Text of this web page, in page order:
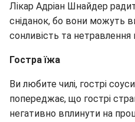
Лікар Адріан Шнайдер
сніданок, бо вони можуть
сонливість та нетравлення
Гостра їжа
Ви любите чилі, гострі
попереджає, що гострі
негативно вплинути на